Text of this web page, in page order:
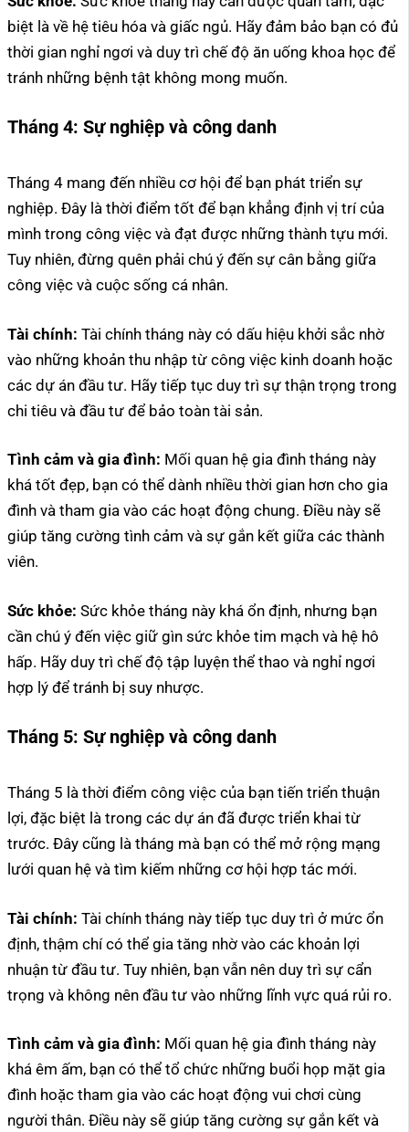
biệt là về hệ tiêu hóa và giấc ngủ. Hãy đảm bảo bạn có đủ
thời gian nghỉ ngơi và duy trì chế độ ăn uống khoa học để
tránh những bệnh tật không mong muốn.
Tháng 4: Sự nghiệp và công danh
Tháng 4 mang đến nhiều cơ hội để bạn phát triển sự
nghiệp. Đây là thời điểm tốt để bạn khẳng định vị trí của
mình trong công việc và đạt được những thành tựu mới.
Tuy nhiên, đừng quên phải chú ý đến sự cân bằng giữa
công việc và cuộc sống cá nhân.
Tài chính: Tài chính tháng này có dấu hiệu khởi sắc nhờ
vào những khoản thu nhập từ công việc kinh doanh hoặc
các dự án đầu tư. Hãy tiếp tục duy trì sự thận trọng trong
chi tiêu và đầu tư để bảo toàn tài sản.
Tình cảm và gia đình: Mối quan hệ gia đình tháng này
khá tốt đẹp, bạn có thể dành nhiều thời gian hơn cho gia
đình và tham gia vào các hoạt động chung. Điều này sẽ
giúp tăng cường tình cảm và sự gắn kết giữa các thành
viên.
Sức khỏe: Sức khỏe tháng này khá ổn định, nhưng bạn
cần chú ý đến việc giữ gìn sức khỏe tim mạch và hệ hô
hấp. Hãy duy trì chế độ tập luyện thể thao và nghỉ ngơi
hợp lý để tránh bị suy nhược.
Tháng 5: Sự nghiệp và công danh
Tháng 5 là thời điểm công việc của bạn tiến triển thuận
lợi, đặc biệt là trong các dự án đã được triển khai từ
trước. Đây cũng là tháng mà bạn có thể mở rộng mạng
lưới quan hệ và tìm kiếm những cơ hội hợp tác mới.
Tài chính: Tài chính tháng này tiếp tục duy trì ở mức ổn
định, thậm chí có thể gia tăng nhờ vào các khoản lợi
nhuận từ đầu tư. Tuy nhiên, bạn vẫn nên duy trì sự cẩn
trọng và không nên đầu tư vào những lĩnh vực quá rủi ro.
Tình cảm và gia đình: Mối quan hệ gia đình tháng này
khá êm ấm, bạn có thể tổ chức những buổi họp mặt gia
đình hoặc tham gia vào các hoạt động vui chơi cùng
người thân. Điều này sẽ giúp tăng cường sự gắn kết và